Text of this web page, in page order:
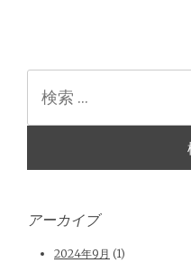
アーカイブ
2024年9月 (1)